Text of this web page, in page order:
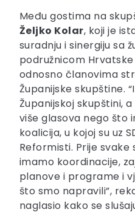
Među gostima na
Željko Kolar, koji je
suradnju i sinergiju sa
podružnicom
odnosno članovima
Županijske skupštine.
Županijskoj skupštini,
više glasova nego što
koalicija, u kojoj su uz
Reformisti. Prije svake
imamo koordinacije,
planove i programe i
što smo napravili”,
naglasio kako se